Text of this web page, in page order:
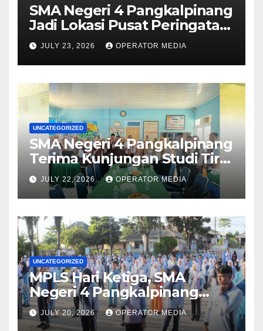
SMA Negeri 4 Pangkalpinang
Jadi Lokasi Pusat Peringatan
Hari Anak Nasional 2026 di
Bangka Belitung
JULY 23, 2026 OPERATOR MEDIA
UNCATEGORIZED
SMA Negeri 4 Pangkalpinang
Terima Kunjungan Studi Tiru
Manajemen dari SMA Negeri
1 Lubuk Besar
JULY 22, 2026 OPERATOR MEDIA
UNCATEGORIZED
MPLS Hari Ketiga, SMA
Negeri 4 Pangkalpinang
Hadirkan BPMP, DLH, dan BEI
untuk Bekali Murid Baru
JULY 20, 2026 OPERATOR MEDIA